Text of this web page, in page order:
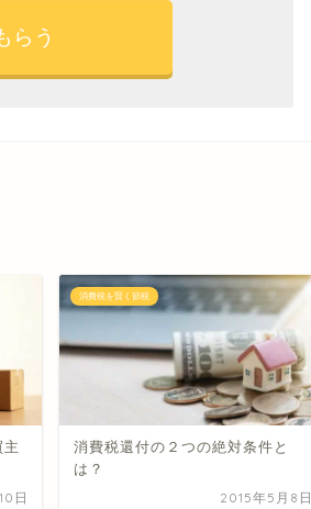
らう
日
消費税を賢く節税
消費税還付の２つの絶対条件と
は？
2015年5月8日